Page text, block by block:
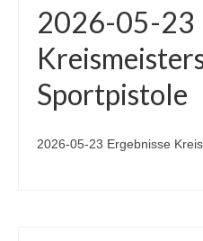
2026-05-23
Sportpistole
2026-05-23 Ergebnisse